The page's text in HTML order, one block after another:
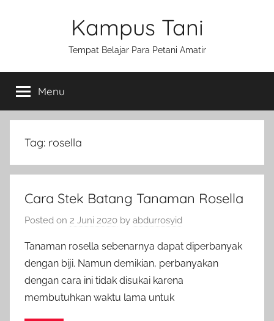
Kampus Tani
Tempat Belajar Para Petani Amatir
Menu
Tag: rosella
Cara Stek Batang Tanaman Rosella
Posted on 2 Juni 2020 by abdurrosyid
Tanaman rosella sebenarnya dapat diperbanyak
dengan biji. Namun demikian, perbanyakan
dengan cara ini tidak disukai karena
membutuhkan waktu lama untuk